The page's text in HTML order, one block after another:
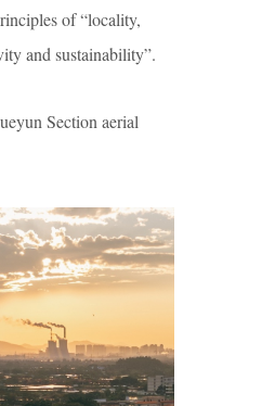
of “locality,
and sustainability”.
Section aerial